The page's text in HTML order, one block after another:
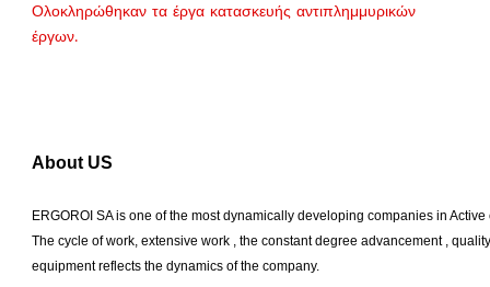
Ολοκληρώθηκαν τα έργα κατασκευής αντιπλημμυρικών
έργων.
About US
ERGOROI SA is one of the most dynamically developing companies in
The cycle of work, extensive work , the constant degree advancement ,
equipment reflects the dynamics of the company.